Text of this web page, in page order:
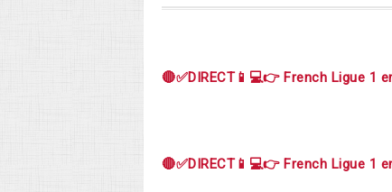
🔴✅DIRECT📱💻👉 French Ligue 1
🔴✅DIRECT📱💻👉 French Ligue 1